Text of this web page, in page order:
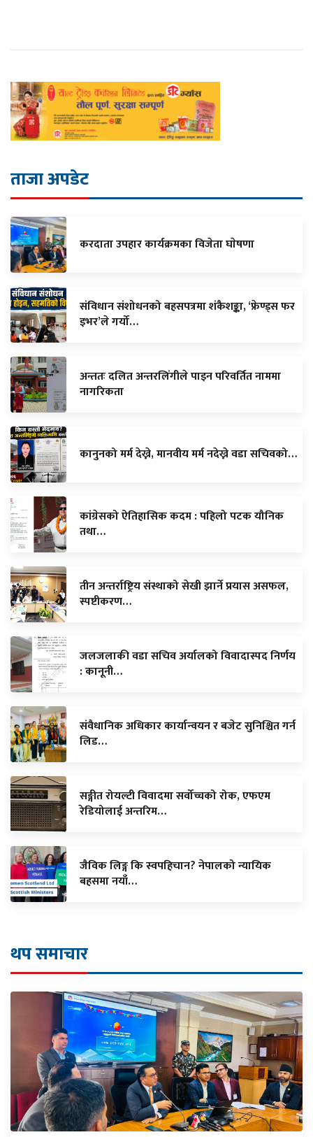
ताजा अपडेट
करदाता उपहार कार्यक्रमका विजेता घाेषणा
संविधान संशोधनको बहसपत्रमा शंकैशङ्का, ‘फ्रेण्ड्स फर
इभर’ले गर्यो…
अन्ततः दलित अन्तरलिंगीले पाइन परिवर्तित नाममा
नागरिकता
कानुनको मर्म देख्ने, मानवीय मर्म नदेख्ने वडा सचिवको…
कांग्रेसको ऐतिहासिक कदम : पहिलो पटक यौनिक
तथा…
तीन अन्तर्राष्ट्रिय संस्थाको सेखी झार्ने प्रयास असफल,
स्पष्टीकरण…
जलजलाकी वडा सचिव अर्यालको विवादास्पद निर्णय
: कानूनी…
संवैधानिक अधिकार कार्यान्वयन र बजेट सुनिश्चित गर्न
लिड…
सङ्गीत रोयल्टी विवादमा सर्वोच्चको रोक, एफएम
रेडियोलाई अन्तरिम…
जैविक लिङ्ग कि स्वपहिचान? नेपालको न्यायिक
बहसमा नयाँ…
थप समाचार